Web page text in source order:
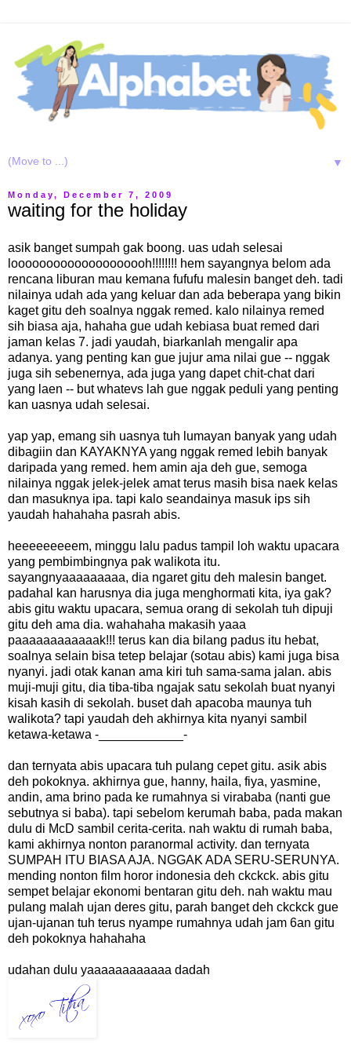
▼
Monday, December 7, 2009
waiting for the holiday
asik banget sumpah gak boong. uas udah selesai
loooooooooooooooooooh!!!!!!!! hem sayangnya belom ada
rencana liburan mau kemana fufufu malesin banget deh. tadi
nilainya udah ada yang keluar dan ada beberapa yang bikin
kaget gitu deh soalnya nggak remed. kalo nilainya remed
sih biasa aja, hahaha gue udah kebiasa buat remed dari
jaman kelas 7. jadi yaudah, biarkanlah mengalir apa
adanya. yang penting kan gue jujur ama nilai gue -- nggak
juga sih sebenernya, ada juga yang dapet chit-chat dari
yang laen -- but whatevs lah gue nggak peduli yang penting
kan uasnya udah selesai.
yap yap, emang sih uasnya tuh lumayan banyak yang udah
dibagiin dan KAYAKNYA yang nggak remed lebih banyak
daripada yang remed. hem amin aja deh gue, semoga
nilainya nggak jelek-jelek amat terus masih bisa naek kelas
dan masuknya ipa. tapi kalo seandainya masuk ips sih
yaudah hahahaha pasrah abis.
heeeeeeeeem, minggu lalu padus tampil loh waktu upacara
yang pembimbingnya pak walikota itu.
sayangnyaaaaaaaaa, dia ngaret gitu deh malesin banget.
padahal kan harusnya dia juga menghormati kita, iya gak?
abis gitu waktu upacara, semua orang di sekolah tuh dipuji
gitu deh ama dia. wahahaha makasih yaaa
paaaaaaaaaaaak!!! terus kan dia bilang padus itu hebat,
soalnya selain bisa tetep belajar (sotau abis) kami juga bisa
nyanyi. jadi otak kanan ama kiri tuh sama-sama jalan. abis
muji-muji gitu, dia tiba-tiba ngajak satu sekolah buat nyanyi
kisah kasih di sekolah. buset dah apacoba maunya tuh
walikota? tapi yaudah deh akhirnya kita nyanyi sambil
ketawa-ketawa -____________-
dan ternyata abis upacara tuh pulang cepet gitu. asik abis
deh pokoknya. akhirnya gue, hanny, haila, fiya, yasmine,
andin, ama brino pada ke rumahnya si virababa (nanti gue
sebutnya si baba). tapi sebelom kerumah baba, pada makan
dulu di McD sambil cerita-cerita. nah waktu di rumah baba,
kami akhirnya nonton paranormal activity. dan ternyata
SUMPAH ITU BIASA AJA. NGGAK ADA SERU-SERUNYA.
mending nonton film horor indonesia deh ckckck. abis gitu
sempet belajar ekonomi bentaran gitu deh. nah waktu mau
pulang malah ujan deres gitu, parah banget deh ckckck gue
ujan-ujanan tuh terus nyampe rumahnya udah jam 6an gitu
deh pokoknya hahahaha
udahan dulu yaaaaaaaaaaaa dadah